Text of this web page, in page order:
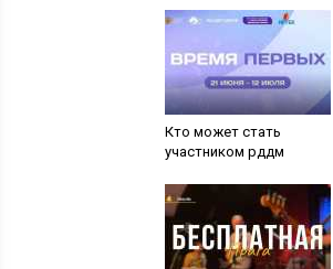
Кто может стать
участником рддм